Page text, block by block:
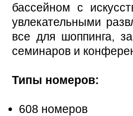
бассейном с
увлекательными
все для шоппинга,
семинаров и
Типы номеров:
608 номеров